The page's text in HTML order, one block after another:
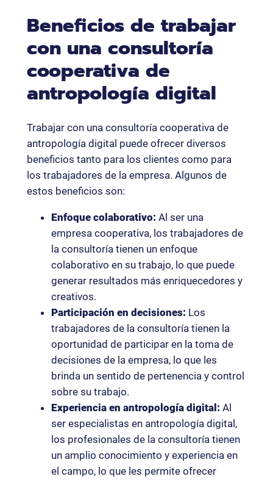
Beneficios de trabajar
con una consultoría
cooperativa de
antropología digital
Trabajar con una consultoría cooperativa de
antropología digital puede ofrecer diversos
beneficios tanto para los clientes como para
los trabajadores de la empresa. Algunos de
estos beneficios son:
Enfoque colaborativo: Al ser una
empresa cooperativa, los trabajadores de
la consultoría tienen un enfoque
colaborativo en su trabajo, lo que puede
generar resultados más enriquecedores y
creativos.
Participación en decisiones: Los
trabajadores de la consultoría tienen la
oportunidad de participar en la toma de
decisiones de la empresa, lo que les
brinda un sentido de pertenencia y control
sobre su trabajo.
Experiencia en antropología digital: Al
ser especialistas en antropología digital,
los profesionales de la consultoría tienen
un amplio conocimiento y experiencia en
el campo, lo que les permite ofrecer